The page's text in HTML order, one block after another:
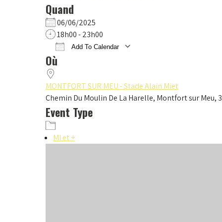
Quand
06/06/2025
18h00 - 23h00
Add To Calendar
Où
MONTFORT SUR MEU - Stade Alain Miet
Chemin Du Moulin De La Harelle, Montfort sur Meu,
Event Type
MI et +